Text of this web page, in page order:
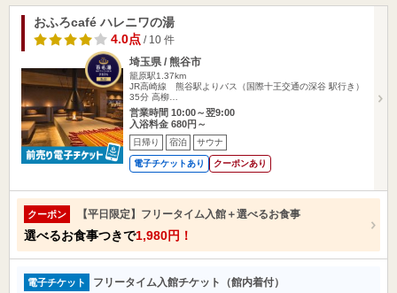
おふろcafé ハレニワの湯
4.0点 / 10 件
埼玉県 / 熊谷市
籠原駅1.37km
JR高崎線 熊谷駅よりバス（国際十王交通の深谷 駅行き）
35分 高柳…
営業時間 10:00～翌9:00
入浴料金 680円～
日帰り 宿泊 サウナ
電子チケットあり クーポンあり
クーポン 【平日限定】フリータイム入館＋選べるお食事
選べるお食事つきで1,980円！
電子チケット フリータイム入館チケット（館内着付）